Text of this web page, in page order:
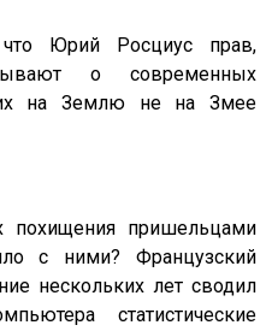
Юрий Росциус прав,
о современных
на Землю не на Змее
похищения пришельцами
с ними? Французский
нескольких лет сводил
статистические